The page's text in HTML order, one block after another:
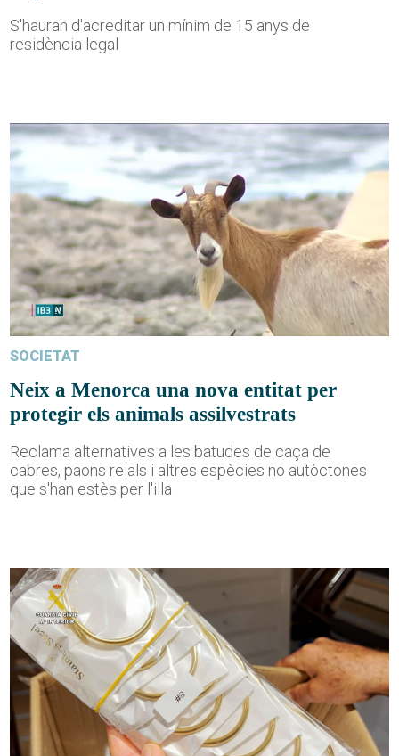
S'hauran d'acreditar un mínim de 15 anys de
residència legal
SOCIETAT
Neix a Menorca una nova entitat per
protegir els animals assilvestrats
Reclama alternatives a les batudes de caça de
cabres, paons reials i altres espècies no autòctones
que s'han estès per l'illa